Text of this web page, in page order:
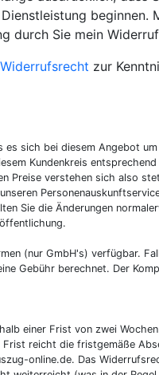
beginnen.
durch Sie mein
Widerrufsrecht zur
sich bei diesem Angebot
Kundenkreis
Preise verstehen sich also
Sie die Änderungen
(nur GmbH's) verfügbar.
Gebühr berechnet. Der
einer Frist von zwei
reicht die fristgemäße
online.de. Das